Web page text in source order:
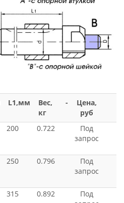
L1,мм
Вес,
кг
-
Цена,
руб
200 0.722
Под
запрос
250 0.796
Под
запрос
315 0.892
Под